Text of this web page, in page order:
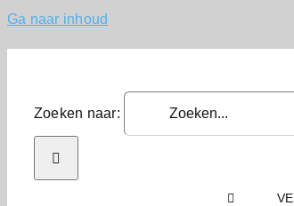
Ga naar inhoud
Zoeken naar: